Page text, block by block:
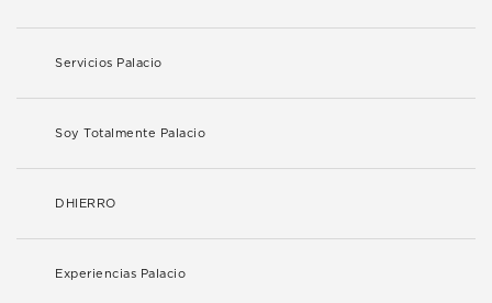
Servicios Palacio
Soy Totalmente Palacio
DHIERRO
Experiencias Palacio